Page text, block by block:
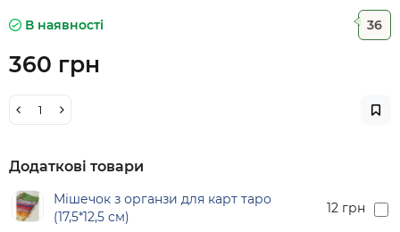
В наявності 36
360 грн
Додаткові товари
Мішечок з органзи для карт таро
(17,5*12,5 см)
12 грн